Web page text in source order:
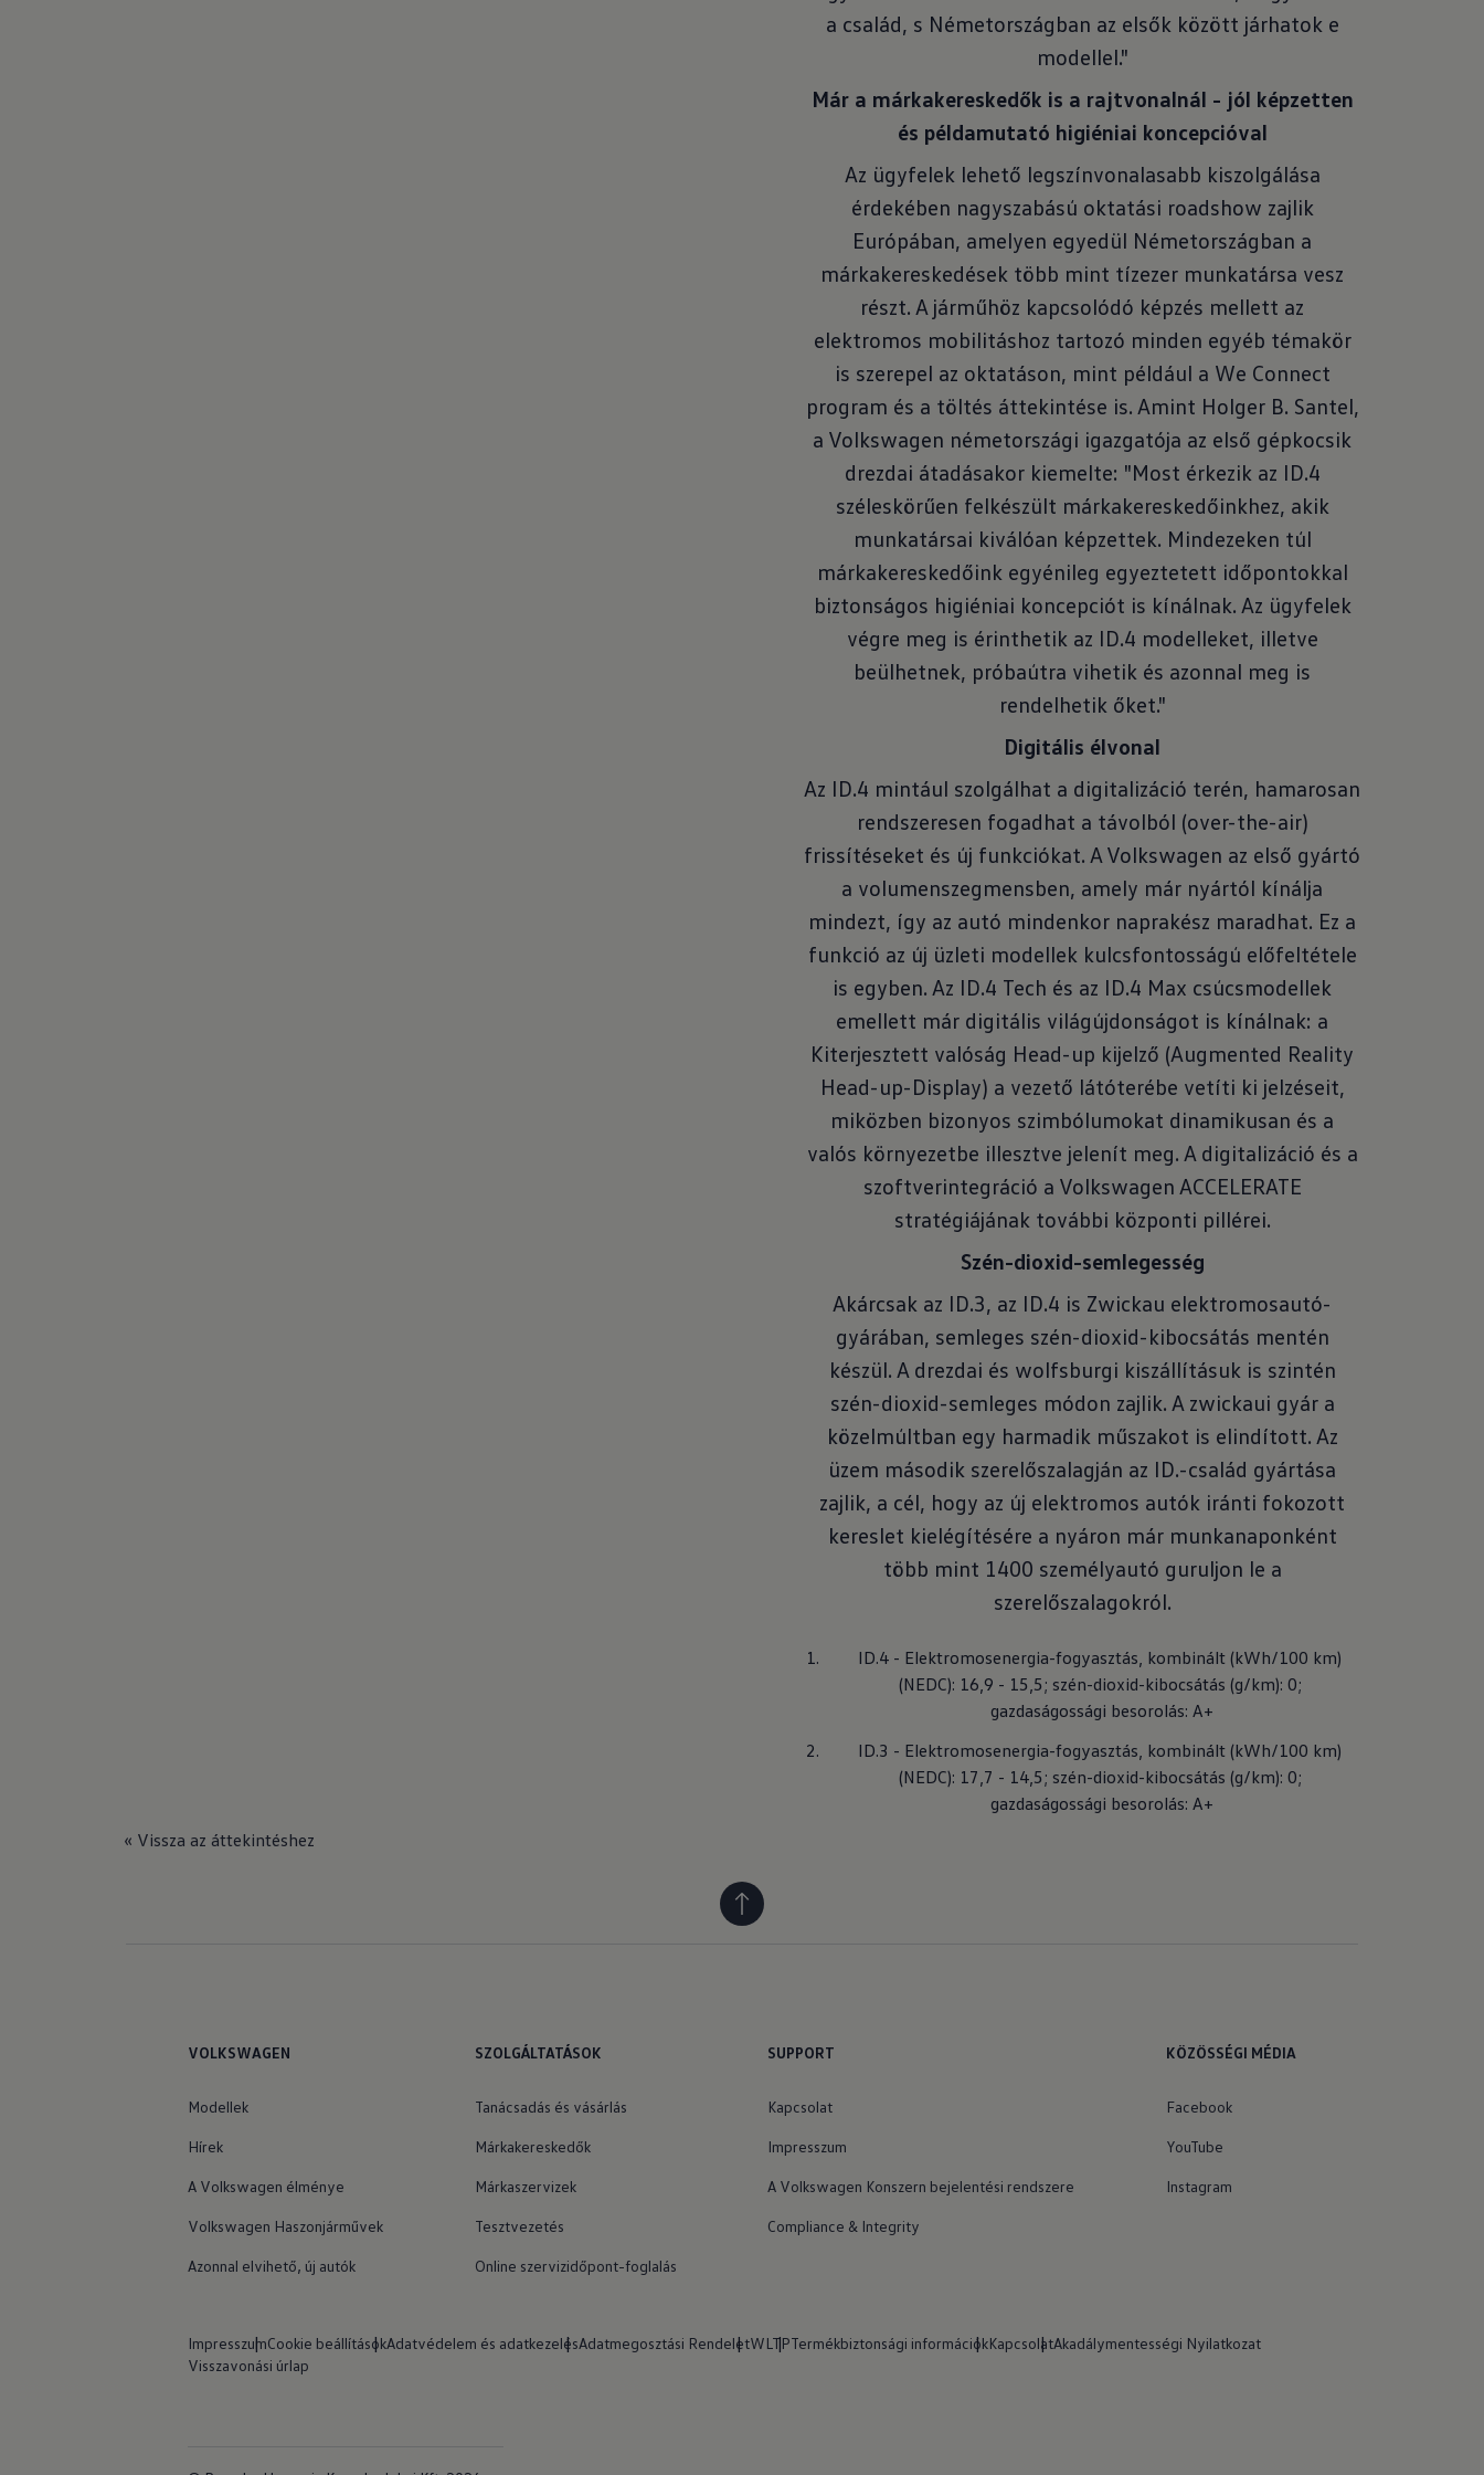
a család, s Németországban az elsők között járhatok e
modellel."
Már a márkakereskedők is a rajtvonalnál - jól képzetten
és példamutató higiéniai koncepcióval
Az ügyfelek lehető legszínvonalasabb kiszolgálása
érdekében nagyszabású oktatási roadshow zajlik
Európában, amelyen egyedül Németországban a
márkakereskedések több mint tízezer munkatársa vesz
részt. A járműhöz kapcsolódó képzés mellett az
elektromos mobilitáshoz tartozó minden egyéb témakör
is szerepel az oktatáson, mint például a We Connect
program és a töltés áttekintése is. Amint Holger B. Santel,
a Volkswagen németországi igazgatója az első gépkocsik
drezdai átadásakor kiemelte: "Most érkezik az ID.4
széleskörűen felkészült márkakereskedőinkhez, akik
munkatársai kiválóan képzettek. Mindezeken túl
márkakereskedőink egyénileg egyeztetett időpontokkal
biztonságos higiéniai koncepciót is kínálnak. Az ügyfelek
végre meg is érinthetik az ID.4 modelleket, illetve
beülhetnek, próbaútra vihetik és azonnal meg is
rendelhetik őket."
Digitális élvonal
Az ID.4 mintául szolgálhat a digitalizáció terén, hamarosan
rendszeresen fogadhat a távolból (over-the-air)
frissítéseket és új funkciókat. A Volkswagen az első gyártó
a volumenszegmensben, amely már nyártól kínálja
mindezt, így az autó mindenkor naprakész maradhat. Ez a
funkció az új üzleti modellek kulcsfontosságú előfeltétele
is egyben. Az ID.4 Tech és az ID.4 Max csúcsmodellek
emellett már digitális világújdonságot is kínálnak: a
Kiterjesztett valóság Head-up kijelző (Augmented Reality
Head-up-Display) a vezető látóterébe vetíti ki jelzéseit,
miközben bizonyos szimbólumokat dinamikusan és a
valós környezetbe illesztve jelenít meg. A digitalizáció és a
szoftverintegráció a Volkswagen ACCELERATE
stratégiájának további központi pillérei.
Szén-dioxid-semlegesség
Akárcsak az ID.3, az ID.4 is Zwickau elektromosautó-
gyárában, semleges szén-dioxid-kibocsátás mentén
készül. A drezdai és wolfsburgi kiszállításuk is szintén
szén-dioxid-semleges módon zajlik. A zwickaui gyár a
közelmúltban egy harmadik műszakot is elindított. Az
üzem második szerelőszalagján az ID.-család gyártása
zajlik, a cél, hogy az új elektromos autók iránti fokozott
kereslet kielégítésére a nyáron már munkanaponként
több mint 1400 személyautó guruljon le a
szerelőszalagokról.
ID.4 - Elektromosenergia-fogyasztás, kombinált (kWh/100 km)
(NEDC): 16,9 - 15,5; szén-dioxid-kibocsátás (g/km): 0;
gazdaságossági besorolás: A+
ID.3 - Elektromosenergia-fogyasztás, kombinált (kWh/100 km)
(NEDC): 17,7 - 14,5; szén-dioxid-kibocsátás (g/km): 0;
gazdaságossági besorolás: A+
« Vissza az áttekintéshez
VOLKSWAGEN
Modellek
Hírek
A Volkswagen élménye
Volkswagen Haszonjárművek
Azonnal elvihető, új autók
SZOLGÁLTATÁSOK
Tanácsadás és vásárlás
Márkakereskedők
Márkaszervizek
Tesztvezetés
Online szervizidőpont-foglalás
SUPPORT
Kapcsolat
Impresszum
A Volkswagen Konszern bejelentési rendszere
Compliance & Integrity
KÖZÖSSÉGI MÉDIA
Facebook
YouTube
Instagram
ImpresszumCookie beállításokAdatvédelem és adatkezelésAdatmegosztási RendeletWLTPTermékbiztonsági információkKapcsolatAkadálymentességi Nyilatkozat
Visszavonási úrlap